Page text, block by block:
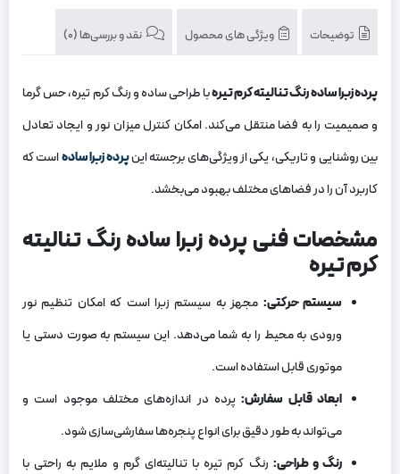
توضیحات ویژگی های محصول نقد و بررسی‌ها (0)
پرده زبرا ساده رنگ تنالیته کرم تیرهبا طراحی ساده و رنگ کرم تیره، حس گرما
و صمیمیت را به فضا منتقل می‌کند. امکان کنترل میزان نور و ایجاد تعادل
بین روشنایی و تاریکی، یکی از ویژگی‌های برجسته اینپرده زبرا سادهاست که
کاربرد آن را در فضاهای مختلف بهبود می‌بخشد.
مشخصات فنی پرده زبرا ساده رنگ تنالیته
کرم تیره
سیستم حرکتی: مجهز به سیستم زبرا است که امکان تنظیم نور
ورودی به محیط را به شما می‌دهد. این سیستم به صورت دستی یا
موتوری قابل استفاده است.
ابعاد قابل سفارش:پرده در اندازه‌های مختلف موجود است و
می‌تواند به طور دقیق برای انواع پنجره‌ها سفارشی‌سازی شود.
رنگ و طراحی: رنگ کرم تیره با تنالیته‌ای گرم و ملایم به راحتی با